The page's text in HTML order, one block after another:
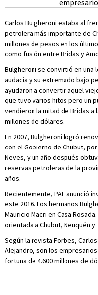
Carlos Bulgheroni estaba al
petrolera más importante de
millones de pesos en los
como fusión entre Bridas y
Bulgheroni se convirtió en una
audacia y su extremado bajo
ayudaron a convertir aquel
que tuvo varios hitos pero un
vendieron la mitad de Bridas a
millones de dólares.
En 2007, Bulgheroni logró
con el Gobierno de Chubut,
Neves, y un año después
reservas petroleras de la
años.
Recientemente, PAE anunció
este 2016. Los hermanos
Mauricio Macri en Casa
orientada a Chubut, Neuquén y
Según la revista Forbes,
Alejandro, son los
fortuna de 4.600 millones de